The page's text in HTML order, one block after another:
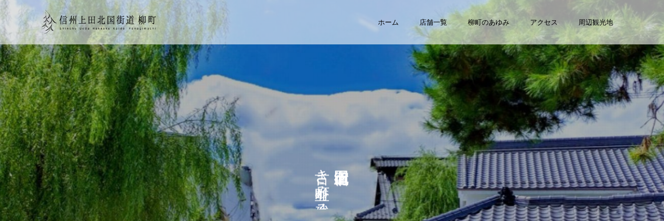
ホーム 店舗一覧 柳町のあゆみ アクセス 周辺観光地
き
み
る